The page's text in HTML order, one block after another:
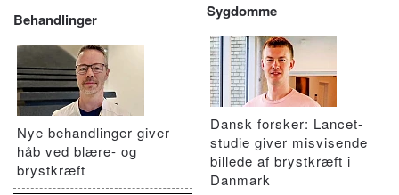
Behandlinger
Nye behandlinger giver
håb ved blære- og
brystkræft
Sygdomme
Dansk forsker: Lancet-
studie giver misvisende
billede af brystkræft i
Danmark